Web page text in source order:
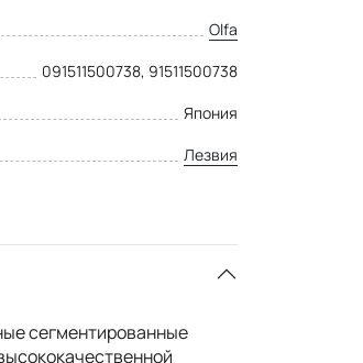
Olfa
091511500738, 91511500738
Япония
Лезвия
сегментированные